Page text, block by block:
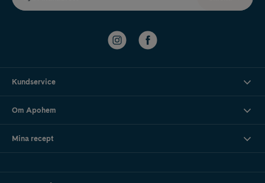
Kundservice
Om Apohem
Mina recept